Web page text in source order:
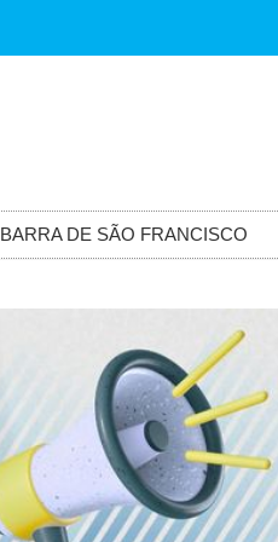
BARRA DE SÃO FRANCISCO